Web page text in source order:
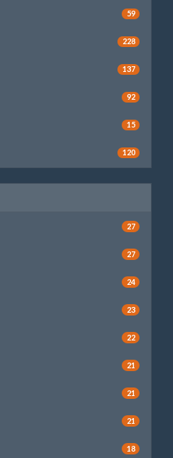
59
228
137
92
15
120
27
27
24
23
22
21
21
21
18